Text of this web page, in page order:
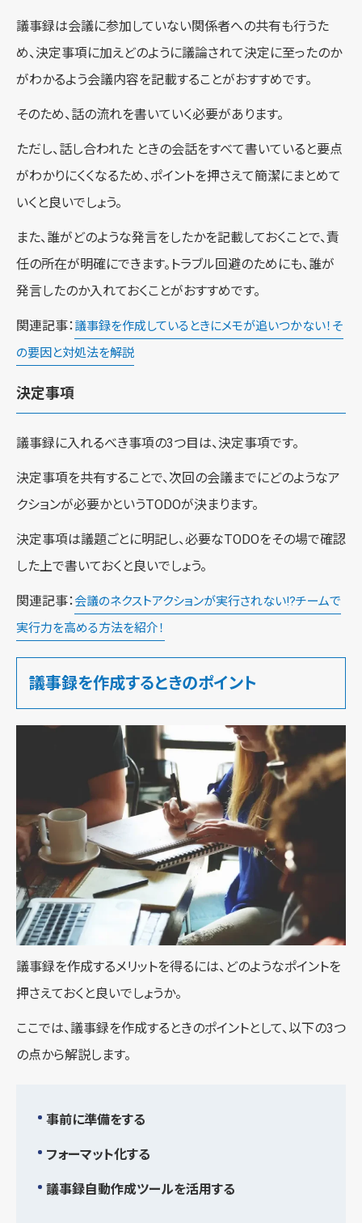
議事録は会議に参加していない関係者への共有も行うた
め、決定事項に加えどのように議論されて決定に至ったのか
がわかるよう会議内容を記載することがおすすめです。
そのため、話の流れを書いていく必要があります。
ただし、話し合われた ときの会話をすべて書いていると要点
がわかりにくくなるため、ポイントを押さえて簡潔にまとめて
いくと良いでしょう。
また、誰がどのような発言をしたかを記載しておくことで、責
任の所在が明確にできます。トラブル回避のためにも、誰が
発言したのか入れておくことがおすすめです。
関連記事： 議事録を作成しているときにメモが追いつかない！そ
の要因と対処法を解説
決定事項
議事録に入れるべき事項の3つ目は、決定事項です。
決定事項を共有することで、次回の会議までにどのようなア
クションが必要かというTODOが決まります。
決定事項は議題ごとに明記し、必要なTODOをその場で確認
した上で書いておくと良いでしょう。
関連記事： 会議のネクストアクションが実行されない!?チームで
実行力を高める方法を紹介！
議事録を作成するときのポイント
議事録を作成するメリットを得るには、どのようなポイントを
押さえておくと良いでしょうか。
ここでは、議事録を作成するときのポイントとして、以下の3つ
の点から解説します。
事前に準備をする
フォーマット化する
議事録自動作成ツールを活用する